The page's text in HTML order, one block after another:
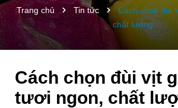
Trang chủ Tin tức
Cách chọn đùi
chất lượng
Cách chọn đùi vịt
tươi ngon, chất